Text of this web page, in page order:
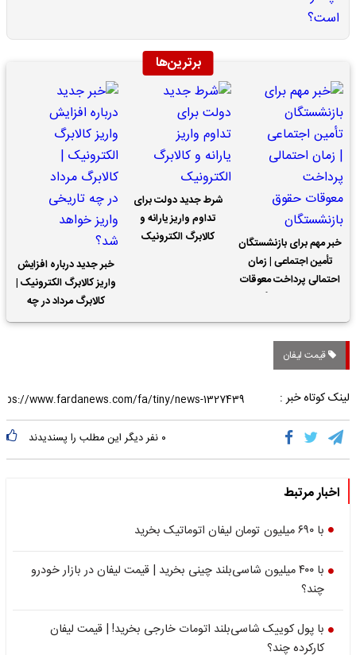
برترین‌ها
خبر مهم برای بازنشستگان
تأمین اجتماعی | زمان
احتمالی پرداخت معوقات
شرط جدید دولت برای
تداوم واریز یارانه و
کالابرگ الکترونیک
خبر جدید درباره افزایش
واریز کالابرگ الکترونیک |
کالابرگ مرداد در چه
تاریخی واریز خواهد شد؟
قیمت لیفان
لینک کوتاه خبر :
۰ نفر دیگر این مطلب را پسندیدند
اخبار مرتبط
با ۶۹۰ میلیون تومان لیفان اتوماتیک بخرید
با ۴۰۰ میلیون شاسی‌بلند چینی بخرید | قیمت لیفان در بازار خودرو
چند؟
با پول کوییک شاسی‌بلند اتومات خارجی بخرید! | قیمت لیفان
کارکرده چند؟